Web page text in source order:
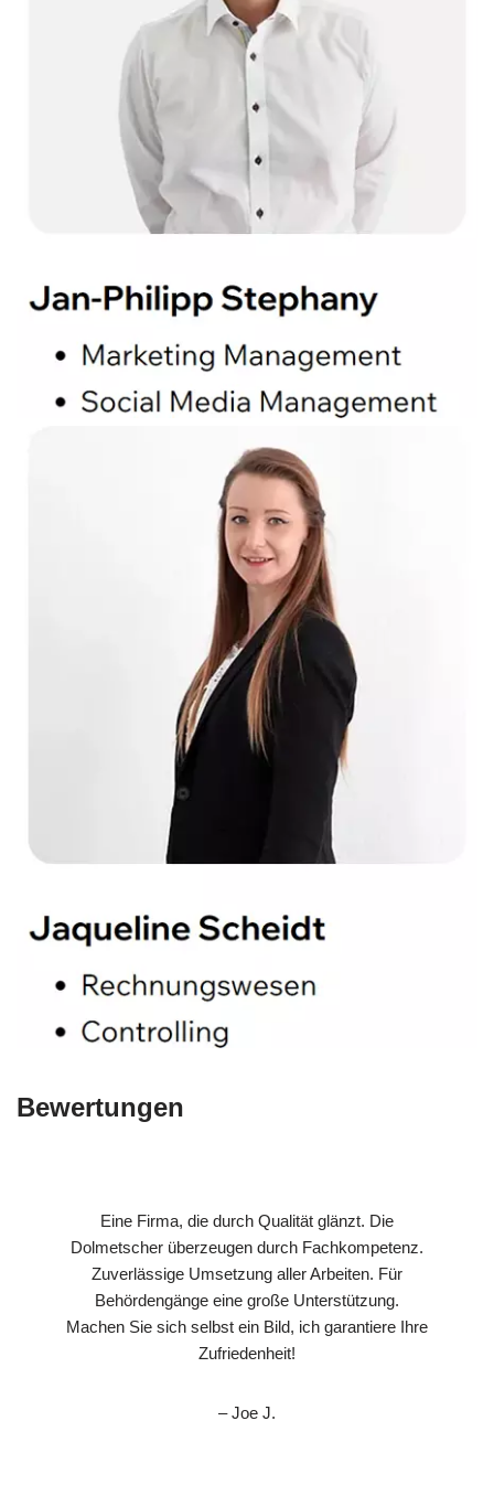
Bewertungen
Eine Firma, die durch Qualität glänzt. Die
Dolmetscher überzeugen durch Fachkompetenz.
Zuverlässige Umsetzung aller Arbeiten. Für
Behördengänge eine große Unterstützung.
Machen Sie sich selbst ein Bild, ich garantiere Ihre
Zufriedenheit!
– Joe J.